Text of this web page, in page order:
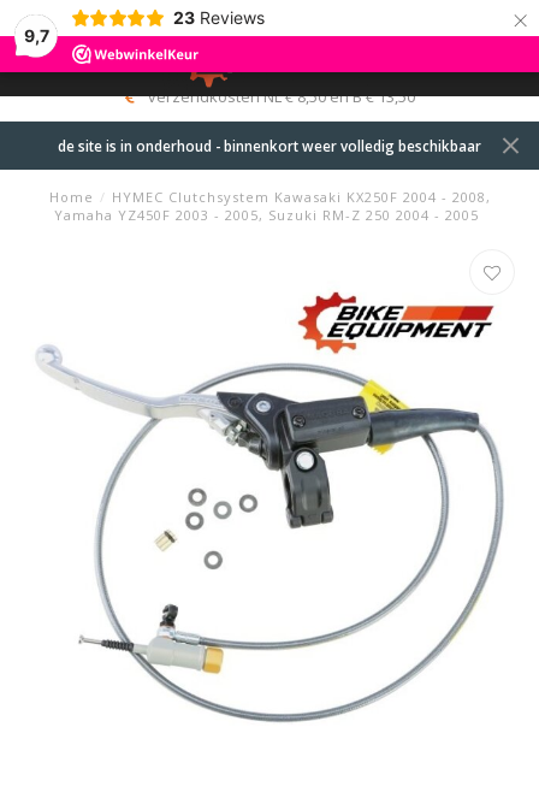
9,7
23 Reviews ×
MENU
0
verzendkosten NL € 8,50 en B € 13,50
de site is in onderhoud - binnenkort weer volledig beschikbaar
Home / HYMEC Clutchsystem Kawasaki KX250F 2004 - 2008,
Yamaha YZ450F 2003 - 2005, Suzuki RM-Z 250 2004 - 2005